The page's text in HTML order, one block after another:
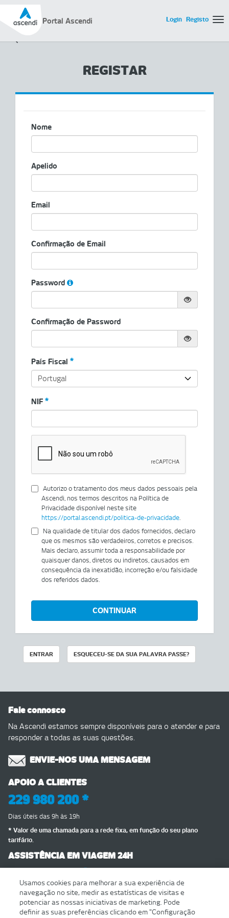
Portal Ascendi Login Registo
REGISTAR
Nome
Apelido
Email
Confirmação de Email
Password
Confirmação de Password
País Fiscal
NIF
Autorizo o tratamento dos meus dados pessoais pela
Ascendi, nos termos descritos na Política de
Privacidade disponível neste site
https://portal.ascendi.pt/politica-de-privacidade.
Na qualidade de titular dos dados fornecidos, declaro
que os mesmos são verdadeiros, corretos e precisos.
Mais declaro, assumir toda a responsabilidade por
quaisquer danos, diretos ou indiretos, causados em
consequência da inexatidão, incorreção e/ou falsidade
dos referidos dados.
CONTINUAR
ENTRAR ESQUECEU-SE DA SUA PALAVRA PASSE?
Fale connosco
Na Ascendi estamos sempre disponíveis para o atender e para
responder a todas as suas questões.
ENVIE-NOS UMA MENSAGEM
APOIO A CLIENTES
229 980 200 *
Dias úteis das 9h às 19h
* Valor de uma chamada para a rede fixa, em função do seu plano
tarifário.
ASSISTÊNCIA EM VIAGEM 24H
LIVRO DE RECLAMAÇÕES ELETRÓNICO
Usamos cookies para melhorar a sua experiência de
navegação no site, medir as estatísticas de visitas e
potenciar as nossas iniciativas de marketing. Pode
definir as suas preferências clicando em "Configuração